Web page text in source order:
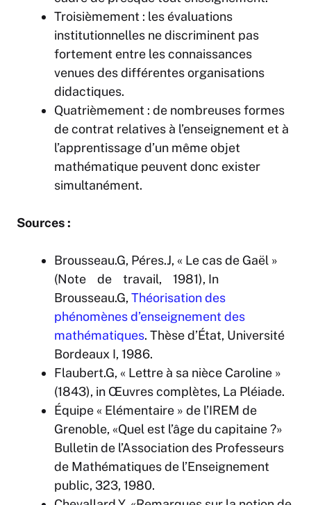
Troisièmement : les évaluations
institutionnelles ne discriminent pas
fortement entre les connaissances
venues des différentes organisations
didactiques.
Quatrièmement : de nombreuses formes
de contrat relatives à l’enseignement et à
l’apprentissage d’un même objet
mathématique peuvent donc exister
simultanément.
Sources :
Brousseau.G, Péres.J, « Le cas de Gaël »
(Note de travail, 1981), In
Brousseau.G, Théorisation des
phénomènes d’enseignement des
mathématiques. Thèse d’État, Université
Bordeaux I, 1986.
Flaubert.G, « Lettre à sa nièce Caroline »
(1843), in Œuvres complètes, La Pléiade.
Équipe « Elémentaire » de l’IREM de
Grenoble, «Quel est l’âge du capitaine ?»
Bulletin de l’Association des Professeurs
de Mathématiques de l’Enseignement
public, 323, 1980.